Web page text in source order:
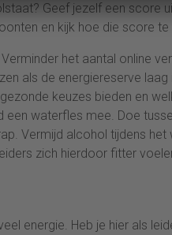
Geef jezelf een score
en kijk hoe die score te
het aantal online
als de energiereserve
keuzes bieden en
een waterfles mee. Doe
Vermijd alcohol tijdens
zich hierdoor fitter
energie. Heb je hier als